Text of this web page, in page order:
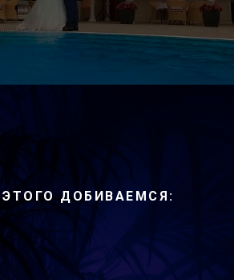
ДОБИВАЕМСЯ: